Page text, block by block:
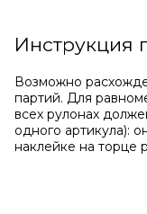
Инструкция
Возможно
партий. Для
всех рулонах
одного артикула):
наклейке на торце